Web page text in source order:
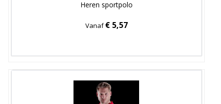
Heren sportpolo
Vanaf€ 5,57